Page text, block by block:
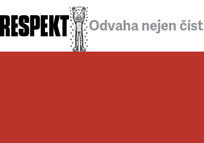
Odvaha nejen číst